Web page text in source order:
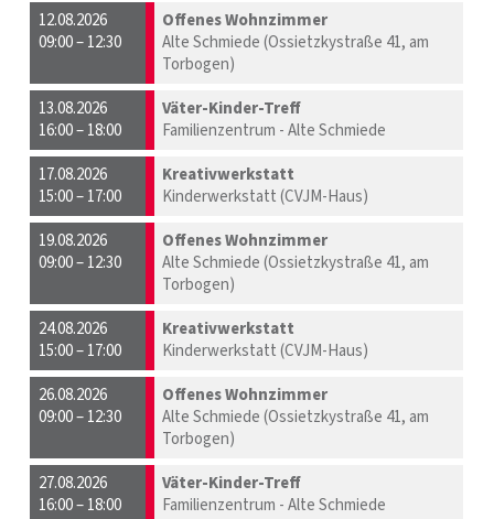
12.08.2026
09:00 – 12:30
Offenes Wohnzimmer
Alte Schmiede (Ossietzkystraße 41, am
Torbogen)
13.08.2026
16:00 – 18:00
Väter-Kinder-Treff
Familienzentrum - Alte Schmiede
17.08.2026
15:00 – 17:00
Kreativwerkstatt
Kinderwerkstatt (CVJM-Haus)
19.08.2026
09:00 – 12:30
Offenes Wohnzimmer
Alte Schmiede (Ossietzkystraße 41, am
Torbogen)
24.08.2026
15:00 – 17:00
Kreativwerkstatt
Kinderwerkstatt (CVJM-Haus)
26.08.2026
09:00 – 12:30
Offenes Wohnzimmer
Alte Schmiede (Ossietzkystraße 41, am
Torbogen)
27.08.2026
16:00 – 18:00
Väter-Kinder-Treff
Familienzentrum - Alte Schmiede